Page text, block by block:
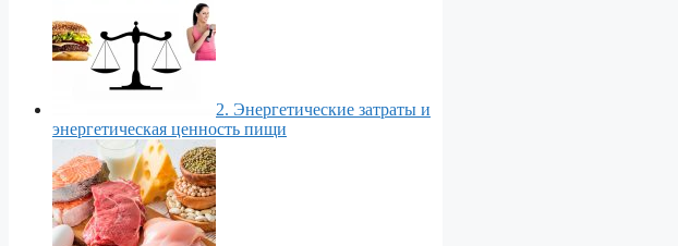
2. Энергетические затраты и
энергетическая ценность пищи